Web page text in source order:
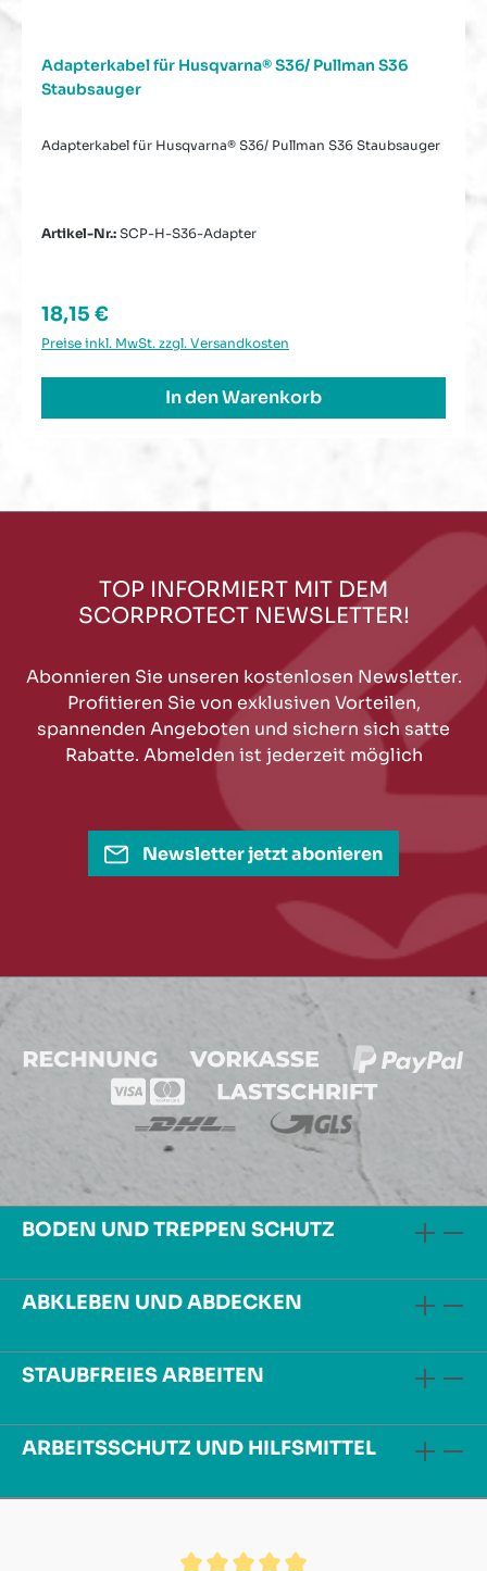
Adapterkabel für Husqvarna® S36/ Pullman S36
Staubsauger
Adapterkabel für Husqvarna® S36/ Pullman S36 Staubsauger
Artikel-Nr.: SCP-H-S36-Adapter
Regulärer Preis:
18,15 €
Preise inkl. MwSt. zzgl. Versandkosten
In den Warenkorb
TOP INFORMIERT MIT DEM
SCORPROTECT NEWSLETTER!
Abonnieren Sie unseren kostenlosen Newsletter.
Profitieren Sie von exklusiven Vorteilen,
spannenden Angeboten und sichern sich satte
Rabatte. Abmelden ist jederzeit möglich
Newsletter jetzt abonieren
BODEN UND TREPPEN SCHUTZ
ABKLEBEN UND ABDECKEN
STAUBFREIES ARBEITEN
ARBEITSSCHUTZ UND HILFSMITTEL